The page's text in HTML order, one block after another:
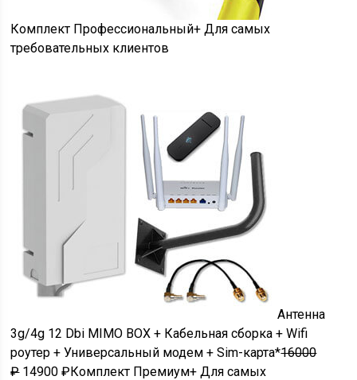
Комплект Профессиональный+ Для самых
требовательных клиентов
Антенна
3g/4g 12 Dbi MIMO BOX + Кабельная сборка + Wifi
роутер + Универсальный модем + Sim-карта*16000
₽14900 ₽Комплект Премиум+ Для самых